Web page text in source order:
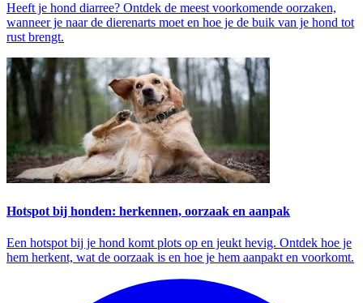
Heeft je hond diarree? Ontdek de meest voorkomende oorzaken,
wanneer je naar de dierenarts moet en hoe je de buik van je hond tot
rust brengt.
Hotspot bij honden: herkennen, oorzaak en aanpak
Een hotspot bij je hond komt plots op en jeukt hevig. Ontdek hoe je
hem herkent, wat de oorzaak is en hoe je hem aanpakt en voorkomt.